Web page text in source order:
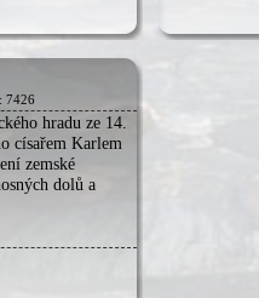
7426
hradu ze 14.
císařem Karlem
zemské
dolů a